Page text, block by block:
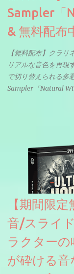
Sampler「
& 無料配布
【無料配布】クラ
リアルな音色を再現
で切り替えられる多
Sampler「Natural
【期間限
音/スライ
ラクター
が砕ける音